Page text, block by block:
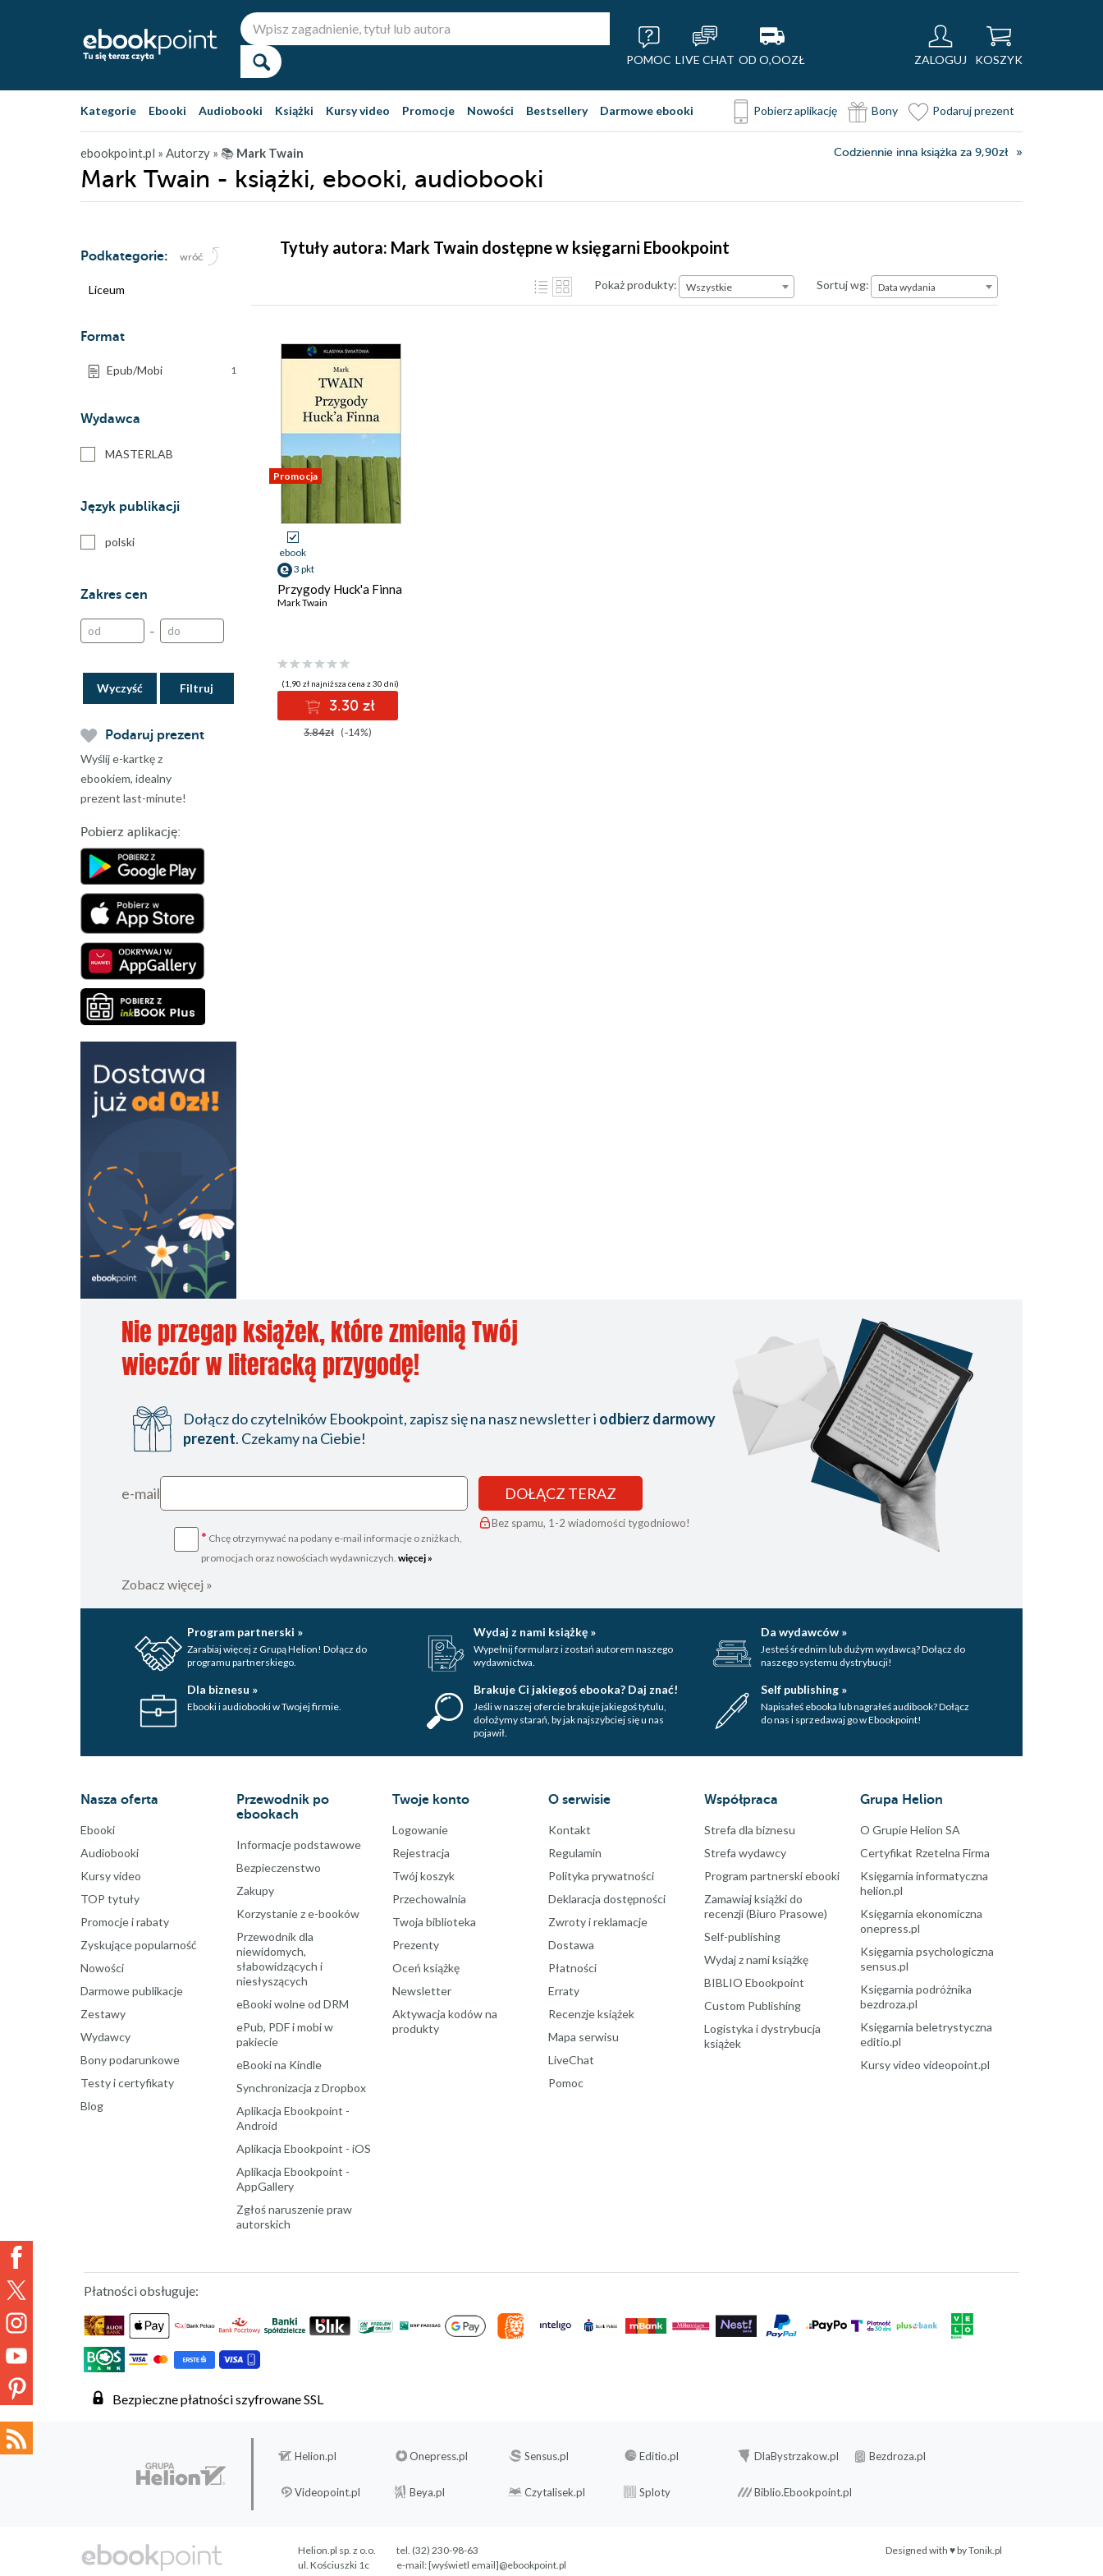
POMOC LIVE CHAT OD O,OOZŁ ZALOGUJ KOSZYK
Kategorie Ebooki Audiobooki Książki Kursy video Promocje Nowości Bestsellery Darmowe ebooki Pobierz aplikację Bony Podaruj prezent
ebookpoint.pl » Autorzy » 📚 Mark Twain Codziennie inna książka za 9,90zł
Mark Twain - książki, ebooki, audiobooki
Podkategorie: wróć
Liceum
Format
Epub/Mobi 1
Wydawca
MASTERLAB
Język publikacji
polski
Zakres cen
–
Wyczyść
Podaruj prezent
Wyślij e-kartkę z
ebookiem, idealny
prezent last-minute!
Pobierz aplikację:
Tytuły autora: Mark Twain dostępne w księgarni Ebookpoint
Pokaż produkty: Wszystkie Sortuj wg:Data wydania
Data wydania
Promocja
ebook
3 pkt
Przygody Huck'a Finna
Mark Twain
(1,90 zł najniższa cena z 30 dni)
3.30 zł
3.84zł (-14%)
Nie przegap książek, które zmienią Twój
wieczór w literacką przygodę!
Dołącz do czytelników Ebookpoint, zapisz się na nasz newsletter i odbierz darmowy
prezent. Czekamy na Ciebie!
e-mail
* Chcę otrzymywać na podany e-mail informacje o zniżkach,
promocjach oraz nowościach wydawniczych. więcej »
DOŁĄCZ TERAZ
Bez spamu, 1-2 wiadomości tygodniowo!
Zobacz więcej »
Program partnerski »
Zarabiaj więcej z Grupą Helion! Dołącz do
programu partnerskiego.
Wydaj z nami książkę »
Wypełnij formularz i zostań autorem naszego
wydawnictwa.
Da wydawców »
Jesteś średnim lub dużym wydawcą? Dołącz do
naszego systemu dystrybucji!
Dla biznesu »
Ebooki i audiobooki w Twojej firmie.
Brakuje Ci jakiegoś ebooka? Daj znać!
Jeśli w naszej ofercie brakuje jakiegoś tytulu,
dołożymy starań, by jak najszybciej się u nas
pojawił.
Self publishing »
Napisałeś ebooka lub nagrałeś audibook? Dołącz
do nas i sprzedawaj go w Ebookpoint!
Nasza oferta
Ebooki
Audiobooki
Kursy video
TOP tytuły
Promocje i rabaty
Zyskujące popularność
Nowości
Darmowe publikacje
Zestawy
Wydawcy
Bony podarunkowe
Testy i certyfikaty
Blog
Przewodnik po
ebookach
Informacje podstawowe
Bezpieczenstwo
Zakupy
Korzystanie z e-booków
Przewodnik dla
niewidomych,
słabowidzących i
niesłyszących
eBooki wolne od DRM
ePub, PDF i mobi w
pakiecie
eBooki na Kindle
Synchronizacja z Dropbox
Aplikacja Ebookpoint -
Android
Aplikacja Ebookpoint - iOS
Aplikacja Ebookpoint -
AppGallery
Zgłoś naruszenie praw
autorskich
Twoje konto
Logowanie
Rejestracja
Twój koszyk
Przechowalnia
Twoja biblioteka
Prezenty
Oceń książkę
Newsletter
Aktywacja kodów na
produkty
O serwisie
Kontakt
Regulamin
Polityka prywatności
Deklaracja dostępności
Zwroty i reklamacje
Dostawa
Płatności
Erraty
Recenzje książek
Mapa serwisu
LiveChat
Pomoc
Współpraca
Strefa dla biznesu
Strefa wydawcy
Program partnerski ebooki
Zamawiaj książki do
recenzji (Biuro Prasowe)
Self-publishing
Wydaj z nami książkę
BIBLIO Ebookpoint
Custom Publishing
Logistyka i dystrybucja
książek
Grupa Helion
O Grupie Helion SA
Certyfikat Rzetelna Firma
Księgarnia informatyczna
helion.pl
Księgarnia ekonomiczna
onepress.pl
Księgarnia psychologiczna
sensus.pl
Księgarnia podróżnika
bezdroza.pl
Księgarnia beletrystyczna
editio.pl
Kursy video videopoint.pl
Płatności obsługuje:
Bezpieczne płatności szyfrowane SSL
Helion.pl Onepress.pl Sensus.pl Editio.pl DlaBystrzakow.pl Bezdroza.pl
Videopoint.pl Beya.pl Czytalisek.pl Sploty Biblio.Ebookpoint.pl
Designed with ♥ byTonik.pl
Helion.pl sp. z o.o.
ul. Kościuszki 1c
tel. (32) 230-98-63
e-mail:[wyświetl email]@ebookpoint.pl